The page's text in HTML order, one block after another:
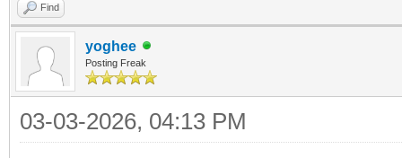
Find
yoghee
Posting Freak
03-03-2026, 04:13 PM